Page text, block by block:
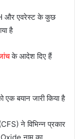
और एवरेस्ट के कुछ
है
के आदेश दिए हैं
बयान जारी किया है
ने विभिन्न प्रकार